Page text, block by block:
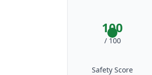
100
/ 100
Safety Score